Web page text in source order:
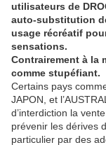
utilisateurs de
auto-substitution
usage récréatif
sensations.
Contrairement à la
comme stupéfiant.
Certains pays
JAPON, et
d’interdiction la
prévenir les dérives
particulier par des